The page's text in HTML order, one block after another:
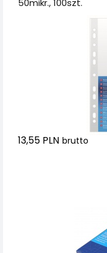
50mikr., 100szt.
13,55 PLN brutto